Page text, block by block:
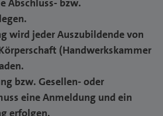
Abschluss- bzw.
wird jeder Auszubildende von
(Handwerkskammer
bzw. Gesellen- oder
eine Anmeldung und ein
erfolgen.